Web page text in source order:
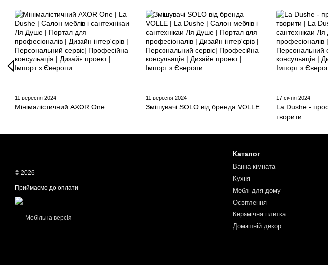
11 вересня 2024
Мінімалістичний AXOR One
11 вересня 2024
Змішувачі SOLO від бренда VOLLE
17 січня 2024
La Dushe -
творити
© 2026
Приймаємо до оплати
Мобільна версія
Каталог
Ванна кімната
Кухня
Меблі для дому
Освітлення
Керамічна плитка
Домашній декор